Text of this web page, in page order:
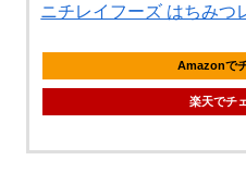
ニチレイフーズ はちみつ
Amazonで
楽天でチ